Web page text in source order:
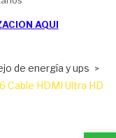
AQUI
de energía y ups
Cable HDMI Ultra HD